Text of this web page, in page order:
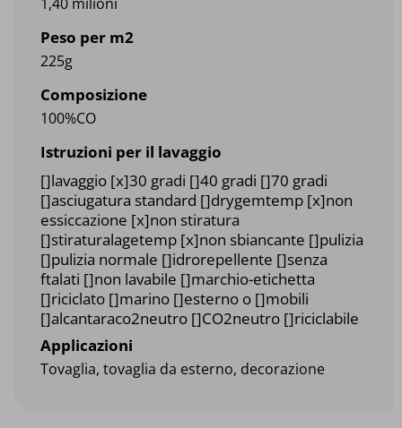
Peso per m2
225g
Composizione
100%CO
Istruzioni per il lavaggio
[]lavaggio [x]30 gradi []40 gradi []70 gradi
[]asciugatura standard []drygemtemp [x]non
essiccazione [x]non stiratura
[]stiraturalagetemp [x]non sbiancante []pulizia
[]pulizia normale []idrorepellente []senza
ftalati []non lavabile []marchio-etichetta
[]riciclato []marino []esterno o []mobili
[]alcantaraco2neutro []CO2neutro []riciclabile
Applicazioni
Tovaglia, tovaglia da esterno, decorazione